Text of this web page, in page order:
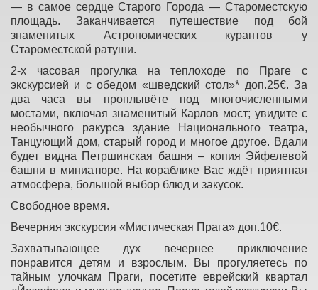
— в самое сердце Старого Города — Староместскую
площадь. Заканчивается путешествие под бой
знаменитых Астрономических курантов у
Староместской ратуши.
2-х часовая прогулка на теплоходе по Праге с
экскурсией и с обедом «шведский стол»* доп.25€. За
два часа вы проплывёте под многочисленными
мостами, включая знаменитый Карлов мост; увидите с
необычного ракурса здание Национального театра,
Танцующий дом, старый город и многое другое. Вдали
будет видна Петршинская башня – копия Эйфелевой
башни в миниатюре. На кораблике Вас ждёт приятная
атмосфера, большой выбор блюд и закусок.
Свободное время.
Вечерняя экскурсия «Мистическая Прага» доп.10€.
Захватывающее дух вечернее приключение
понравится детям и взрослым. Вы прогуляетесь по
тайным улочкам Праги, посетите еврейский квартал